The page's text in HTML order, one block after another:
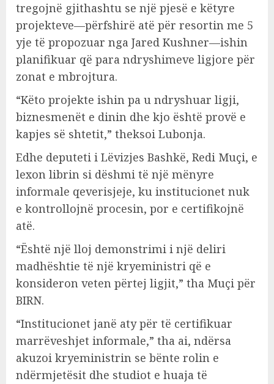
tregojnë gjithashtu se një pjesë e këtyre
projekteve—përfshirë atë për resortin me 5
yje të propozuar nga Jared Kushner—ishin
planifikuar që para ndryshimeve ligjore për
zonat e mbrojtura.
“Këto projekte ishin pa u ndryshuar ligji,
biznesmenët e dinin dhe kjo është provë e
kapjes së shtetit,” theksoi Lubonja.
Edhe deputeti i Lëvizjes Bashkë, Redi Muçi, e
lexon librin si dëshmi të një mënyre
informale qeverisjeje, ku institucionet nuk
e kontrollojnë procesin, por e certifikojnë
atë.
“Është një lloj demonstrimi i një deliri
madhështie të një kryeministri që e
konsideron veten përtej ligjit,” tha Muçi për
BIRN.
“Institucionet janë aty për të certifikuar
marrëveshjet informale,” tha ai, ndërsa
akuzoi kryeministrin se bënte rolin e
ndërmjetësit dhe studiot e huaja të